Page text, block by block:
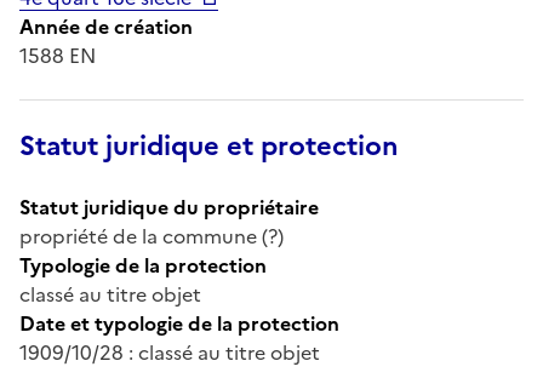
Année de création
1588 EN
Statut juridique et protection
Statut juridique du propriétaire
propriété de la commune (?)
Typologie de la protection
classé au titre objet
Date et typologie de la protection
1909/10/28 : classé au titre objet